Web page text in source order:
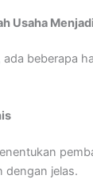
Usaha
beberapa
dengan jelas.